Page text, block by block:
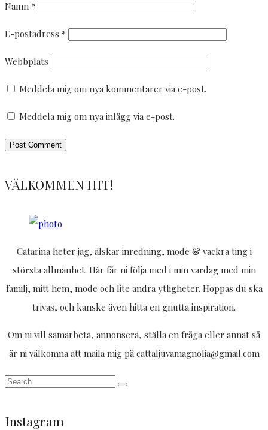
Namn *
E-postadress *
Webbplats
Meddela mig om nya kommentarer via e-post.
Meddela mig om nya inlägg via e-post.
VÄLKOMMEN HIT!
Catarina heter jag, älskar inredning, mode & vackra ting i
största allmänhet. Här får ni följa med i min vardag med min
familj, mitt hem, mode och lite andra ytligheter. Hoppas du ska
trivas, och kanske även hitta en gnutta inspiration.
Om ni vill samarbeta, annonsera, ställa en fråga eller annat så
är ni välkomna att maila mig på cattaljuvamagnolia@gmail.com
Instagram